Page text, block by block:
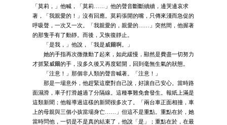
「莫莉，」他喊，「莫莉……」他的聲音斷斷續續，邊哭邊哀求
著，「我親愛的！」沒有回應。莫莉張開的嘴，只傳來淺而急促的
呼吸聲，一次又一次。「我親愛的，親愛的……」突然間，他握著
的那隻手有了動靜。而後，又恢復靜止。
「是我，」他說，「我是威爾啊。」
她的手指再次微微動了起來，如此緩慢，顯然是費盡一切努力
才抓緊威爾的手，沒多久後又再度鬆開，回到毫無生氣的狀態。
「注意！」那個非人類的聲音喊著。「注意！」
那是一場意外，他趕緊這麼對自己說，好讓自己安心。當時路
面濕滑，車子打滑越過了分隔線。這種事難免會發生。報紙上滿是
這類新聞；他報導過這樣的新聞很多次了。「兩台車正面相撞，車
上的母親與三個小孩當場身亡……」但這不是重點。重點在於，她
當時問他，一切是不是真的結束了，他說「是」；重點在於，在最